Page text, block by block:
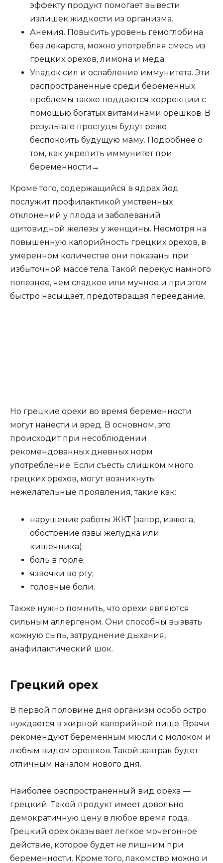
эффекту продукт помогает вывести
излишек жидкости из организма.
Анемия. Повысить уровень гемоглобина
без лекарств, можно употребляя смесь из
грецких орехов, лимона и меда.
Упадок сил и ослабление иммунитета. Эти
распространенные среди беременных
проблемы также поддаются коррекции с
помощью богатых витаминами орешков. В
результате простуды будут реже
беспокоить будущую маму. Подробнее о
том, как укрепить иммунитет при
беременности→
Кроме того, содержащийся в ядрах йод
послужит профилактикой умственных
отклонений у плода и заболеваний
щитовидной железы у женщины. Несмотря на
повышенную калорийность грецких орехов, в
умеренном количестве они показаны при
избыточной массе тела. Такой перекус намного
полезнее, чем сладкое или мучное и при этом
быстро насыщает, предотвращая переедание.
Но грецкие орехи во время беременности
могут нанести и вред. В основном, это
происходит при несоблюдении
рекомендованных дневных норм
употребление. Если съесть слишком много
грецких орехов, могут возникнуть
нежелательные проявления, такие как:
нарушение работы ЖКТ (запор, изжога,
обострение язвы желудка или
кишечника);
боль в горле;
язвочки во рту;
головные боли.
Также нужно помнить, что орехи являются
сильным аллергеном. Они способны вызвать
кожную сыпь, затруднение дыхания,
анафилактический шок.
Грецкий орех
В первой половине дня организм особо остро
нуждается в жирной калорийной пище. Врачи
рекомендуют беременным мюсли с молоком и
любым видом орешков. Такой завтрак будет
отличным началом нового дня.
Наиболее распространенный вид ореха —
грецкий. Такой продукт имеет довольно
демократичную цену в любое время года.
Грецкий орех оказывает легкое мочегонное
действие, которое будет не лишним при
беременности. Кроме того, лакомство можно и